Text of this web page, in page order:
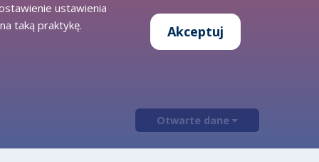
Otwarte dane
ustawienia
taką praktykę.
Akceptuj